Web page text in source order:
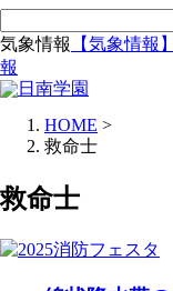
気象情報
【気象情報
報
HOME >
救命士
救命士